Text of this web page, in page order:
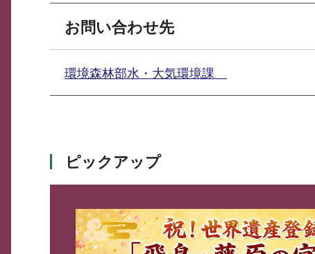
お問い合わせ先
環境森林部水・大気環境課
ピックアップ